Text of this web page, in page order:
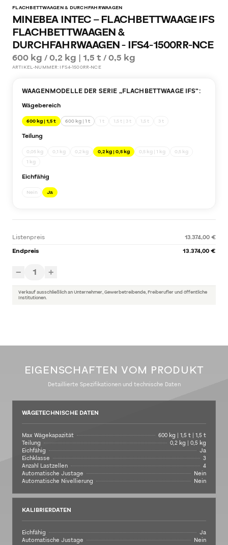
FLACHBETTWAAGEN & DURCHFAHRWAAGEN
MINEBEA INTEC – FLACHBETTWAAGE IFS
FLACHBETTWAAGEN &
DURCHFAHRWAAGEN - IFS4-1500RR-NCE
600 kg / 0,2 kg | 1,5 t / 0,5 kg
ARTIKEL-NUMMER: IFS4-1500RR-NCE
WAAGENMODELLE DER SERIE „FLACHBETTWAAGE IFS“:
Wägebereich
600 kg | 1,5 t 600 kg | 1 t 1 t 1,5 t | 3 t 1,5 t 3 t
Teilung
0,05 kg 0,1 kg 0,2 kg 0,2 kg | 0,5 kg 0,5 kg | 1 kg
0,5 kg
1 kg
Eichfähig
Nein Ja
Listenpreis
13.374,00 €
Endpreis
13.374,00 €
− 1 +
Verkauf ausschließlich an Unternehmer, Gewerbetreibende, Freiberufler und öffentliche
Institutionen.
EIGENSCHAFTEN VOM PRODUKT
Detaillierte Spezifikationen und technische Daten
WÄGETECHNISCHE DATEN
Max Wägekapazität
600 kg | 1,5 t | 1,5 t
Teilung
0,2 kg | 0,5 kg
Eichfähig
Ja
Eichklasse
3
Anzahl Lastzellen
4
Automatische Justage
Nein
Automatische Nivellierung
Nein
KALIBRIERDATEN
Eichfähig
Ja
Automatische Justage
Nein